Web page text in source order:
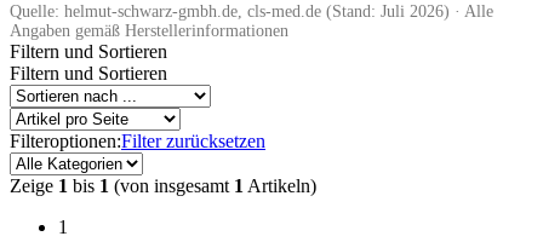
Quelle: helmut-schwarz-gmbh.de, cls-med.de (Stand: Juli 2026) · Alle
Angaben gemäß Herstellerinformationen
Filtern und Sortieren
Filtern und Sortieren
Filteroptionen:Filter zurücksetzen
Zeige 1 bis 1 (von insgesamt 1 Artikeln)
1